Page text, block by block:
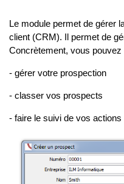
Le module permet de gérer
client (CRM). Il permet de
Concrètement, vous pouvez
- gérer votre prospection
- classer vos prospects
- faire le suivi de vos actions